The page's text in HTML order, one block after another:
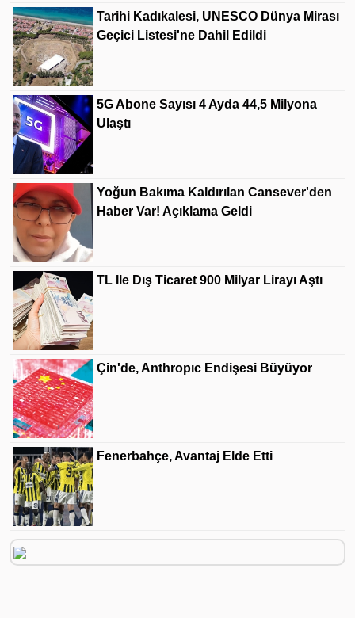
Tarihi Kadıkalesi, UNESCO Dünya Mirası
Geçici Listesi'ne Dahil Edildi
5G Abone Sayısı 4 Ayda 44,5 Milyona
Ulaştı
Yoğun Bakıma Kaldırılan Cansever'den
Haber Var! Açıklama Geldi
TL Ile Dış Ticaret 900 Milyar Lirayı Aştı
Çin'de, Anthropıc Endişesi Büyüyor
Fenerbahçe, Avantaj Elde Etti